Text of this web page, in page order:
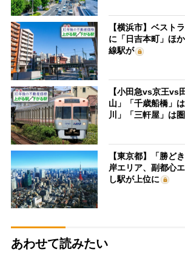
【横浜市】ベス
に「日吉本町」ほ
線駅が
【小田急vs京王vs
山」「千歳船橋」
川」「三軒屋」は
【東京都】「勝ど
岸エリア、副都心
し駅が上位に
あわせて読みたい